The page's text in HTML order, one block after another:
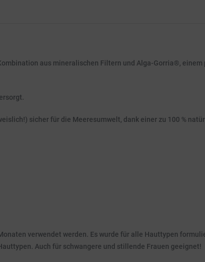
aus mineralischen Filtern und Alga-Gorria®,
sicher für die Meeresumwelt, dank einer zu 100 %
verwendet werden. Es wurde für alle Hauttypen
Auch für schwangere und stillende Frauen geeignet!